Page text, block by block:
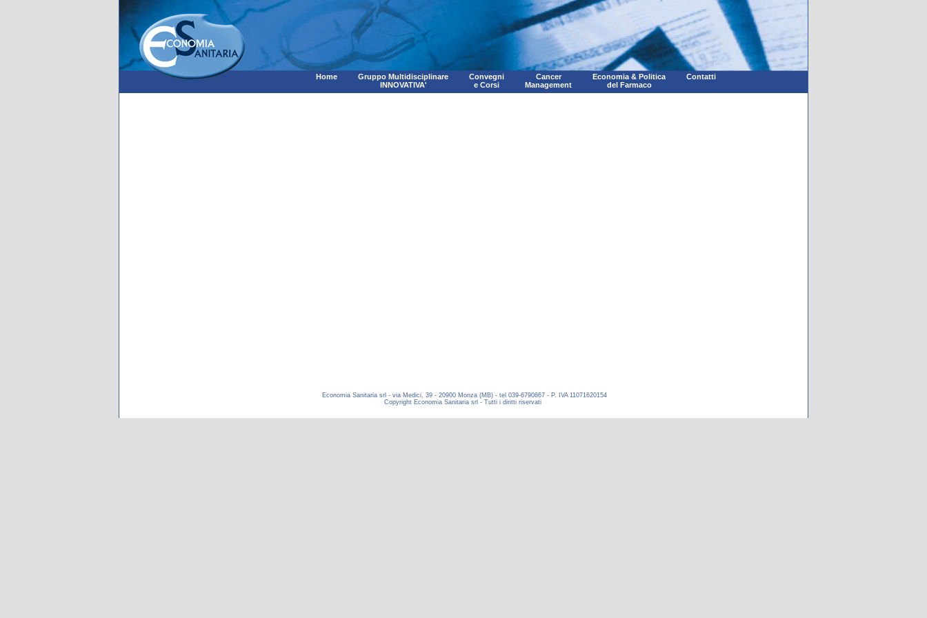
Home
Gruppo Multidisciplinare
INNOVATIVA'
Convegni
e Corsi
Cancer
Management
Economia & Politica
del Farmaco
Contatti
Economia Sanitaria srl - via Medici, 39 - 20900 Monza (MB) - tel 039-6790867 - P. IVA 11071620154
Copyright Economia Sanitaria srl - Tutti i diritti riservati